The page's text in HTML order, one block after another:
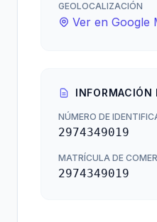
GEOLOCALIZACIÓN
Ver en Google
INFORMACIÓN
NÚMERO DE
2974349019
MATRÍCULA DE
2974349019